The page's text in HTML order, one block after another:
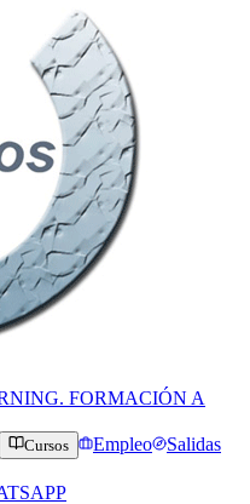
FORMACIÓN A
Cursos Empleo
Salidas